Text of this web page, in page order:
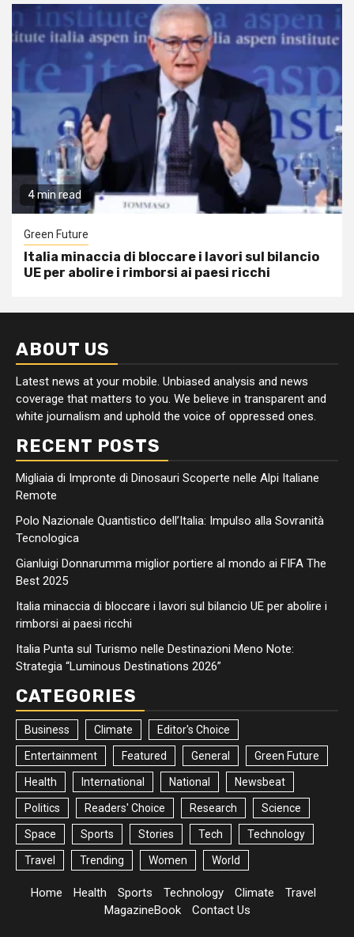
4 min read
Green Future
Italia minaccia di bloccare i lavori sul bilancio
UE per abolire i rimborsi ai paesi ricchi
ABOUT US
Latest news at your mobile. Unbiased analysis and news
coverage that matters to you. We believe in transparent and
white journalism and uphold the voice of oppressed ones.
RECENT POSTS
Migliaia di Impronte di Dinosauri Scoperte nelle Alpi Italiane
Remote
Polo Nazionale Quantistico dell’Italia: Impulso alla Sovranità
Tecnologica
Gianluigi Donnarumma miglior portiere al mondo ai FIFA The
Best 2025
Italia minaccia di bloccare i lavori sul bilancio UE per abolire i
rimborsi ai paesi ricchi
Italia Punta sul Turismo nelle Destinazioni Meno Note:
Strategia “Luminous Destinations 2026”
CATEGORIES
Business Climate Editor's Choice
Entertainment Featured General Green Future
Health International National Newsbeat
Politics Readers' Choice Research Science
Space Sports Stories Tech Technology
Travel Trending Women World
Home Health Sports Technology Climate
Travel
MagazineBook
Contact Us